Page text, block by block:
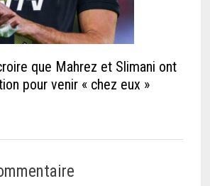
que Mahrez et Slimani ont
pour venir « chez eux »